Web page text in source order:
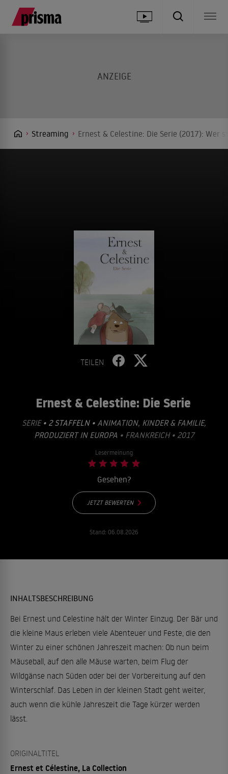
Streaming Ernest & Celestine: Die Serie (2017): Wer
TEILEN
Ernest & Celestine: Die Serie
SERIE • 2 STAFFELN • ANIMATION, KINDER & FAMILIE,
PRODUZIERT IN EUROPA • FRANKREICH • 2017
Lesermeinung
Gesehen?
JETZT BEWERTEN
Stand: 06.08.2026
INHALTSBESCHREIBUNG
Bei Ernest und Celestine hält der Winter Einzug. Der Bär und
die kleine Maus erleben viele Abenteuer und Feste, die den
Winter zu einer schönen Jahreszeit machen: Ob nun beim
Mäuseball, auf den alle Mäuse warten, beim Flug der
Wildgänse nach Süden oder bei der Vorbereitung auf den
Winterschlaf. Das Leben in der kleinen Stadt geht weiter,
auch wenn die kühle Jahreszeit die Tage kürzer werden
lässt.
ORIGINALTITEL
Ernest et Célestine, La Collection